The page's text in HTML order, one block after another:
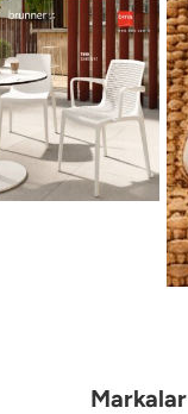
Markalar